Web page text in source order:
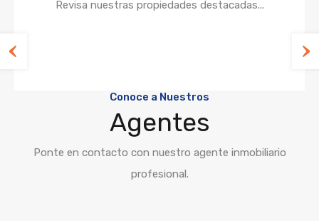
Revisa nuestras propiedades destacadas...
Conoce a Nuestros
Agentes
Ponte en contacto con nuestro agente inmobiliario
profesional.